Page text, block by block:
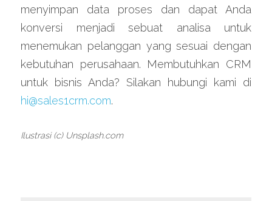
menyimpan data proses dan dapat Anda
konversi menjadi sebuat analisa untuk
menemukan pelanggan yang sesuai dengan
kebutuhan perusahaan. Membutuhkan CRM
hi@sales1crm.com.
Ilustrasi (c) Unsplash.com